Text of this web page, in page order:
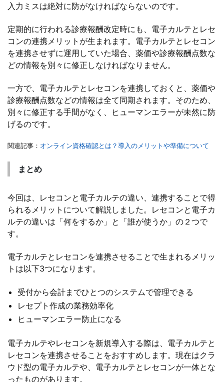
入力ミスは絶対に防がなければならないのです。
定期的に行われる診療報酬改定時にも、電子カルテとレセ
コンの連携メリットが生まれます。電子カルテとレセコン
を連携させずに運用していた場合、薬価や診療報酬点数な
どの情報を別々に修正しなければなりません。
一方で、電子カルテとレセコンを連携しておくと、薬価や
診療報酬点数などの情報は全て同期されます。そのため、
別々に修正する手間がなく、ヒューマンエラーが未然に防
げるのです。
関連記事： オンライン資格確認とは？導入のメリットや準備について
まとめ
今回は、レセコンと電子カルテの違い、連携することで得
られるメリットについて解説しました。レセコンと電子カ
ルテの違いは「何をするか」と「誰が使うか」の２つで
す。
電子カルテとレセコンを連携させることで生まれるメリッ
トは以下3つになります。
受付から会計までひとつのシステムで管理できる
レセプト作成の業務効率化
ヒューマンエラー防止になる
電子カルテやレセコンを新規導入する際は、電子カルテと
レセコンを連携させることをおすすめします。現在はクラ
ウド型の電子カルテや、電子カルテとレセコンが一体とな
ったものがあります。